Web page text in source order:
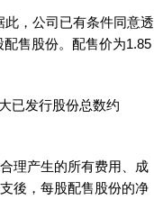
，公司已有条件同意透
售股份。配售价为1.85
已发行股份总数约
理产生的所有费用、成
後，每股配售股份的净